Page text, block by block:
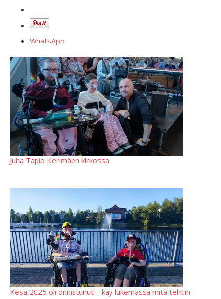
WhatsApp
Juha Tapio Kerimäen kirkossa
Kesä 2025 oli onnistunut – käy lukemassa mitä tehtiin